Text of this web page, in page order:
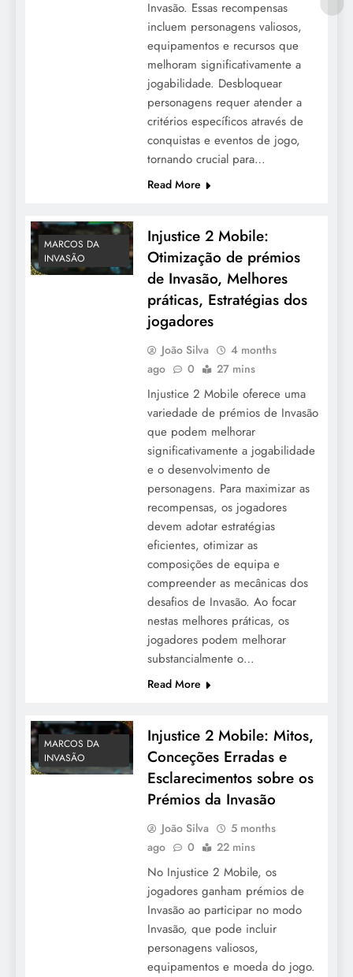
Invasão. Essas recompensas
incluem personagens valiosos,
equipamentos e recursos que
melhoram significativamente a
jogabilidade. Desbloquear
personagens requer atender a
critérios específicos através de
conquistas e eventos de jogo,
tornando crucial para…
Read More
MARCOS DA
INVASÃO
Injustice 2 Mobile:
Otimização de prémios
de Invasão, Melhores
práticas, Estratégias dos
jogadores
João Silva
4 months
ago
0 27 mins
Injustice 2 Mobile oferece uma
variedade de prémios de Invasão
que podem melhorar
significativamente a jogabilidade
e o desenvolvimento de
personagens. Para maximizar as
recompensas, os jogadores
devem adotar estratégias
eficientes, otimizar as
composições de equipa e
compreender as mecânicas dos
desafios de Invasão. Ao focar
nestas melhores práticas, os
jogadores podem melhorar
substancialmente o…
Read More
MARCOS DA
INVASÃO
Injustice 2 Mobile: Mitos,
Conceções Erradas e
Esclarecimentos sobre os
Prémios da Invasão
João Silva
5 months
ago
0 22 mins
No Injustice 2 Mobile, os
jogadores ganham prémios de
Invasão ao participar no modo
Invasão, que pode incluir
personagens valiosos,
equipamentos e moeda do jogo.